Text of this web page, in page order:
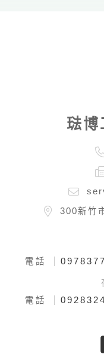
琺博
300新竹
電話
電話